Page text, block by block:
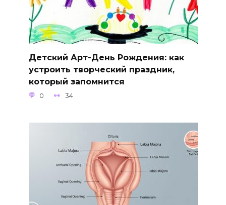
Детский Арт-День Рождения: как
устроить творческий праздник,
который запомнится
0 34